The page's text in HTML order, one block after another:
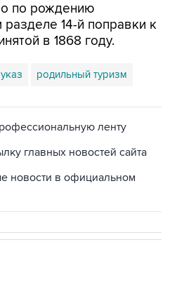
по рождению
14-й поправки к
в 1868 году.
указ родильный туризм
ленту
главных новостей сайта
новости в официальном